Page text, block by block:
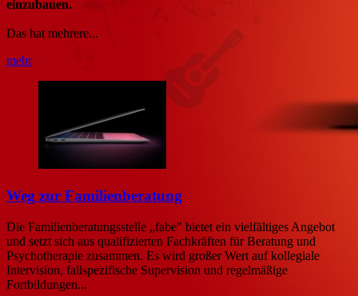
einzubauen.
Das hat mehrere...
mehr
Weg zur Familienberatung
Die Familienberatungsstelle „fabe" bietet ein vielfältiges Angebot
und setzt sich aus qualifizierten Fachkräften für Beratung und
Psychotherapie zusammen. Es wird großer Wert auf kollegiale
Intervision, fallspezifische Supervision und regelmäßige
Fortbildungen...